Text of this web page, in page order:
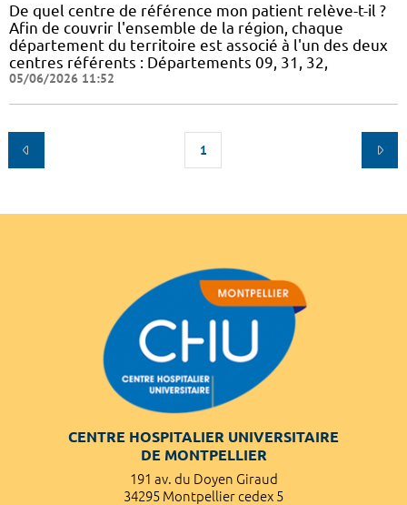
De quel centre de référence mon patient relève-t-il ?
Afin de couvrir l'ensemble de la région, chaque
département du territoire est associé à l'un des deux
centres référents : Départements 09, 31, 32,
05/06/2026 11:52
1
CENTRE HOSPITALIER UNIVERSITAIRE
DE MONTPELLIER
191 av. du Doyen Giraud
34295 Montpellier cedex 5